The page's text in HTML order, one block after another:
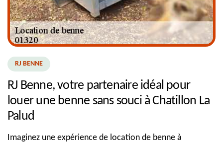
RJ BENNE
RJ Benne, votre partenaire idéal pour
louer une benne sans souci à Chatillon La
Palud
Imaginez une expérience de location de benne à